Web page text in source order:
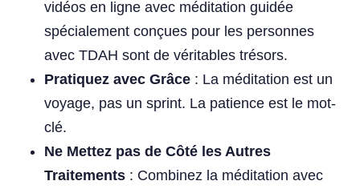
vidéos en ligne avec méditation guidée
spécialement conçues pour les personnes
avec TDAH sont de véritables trésors.
Pratiquez avec Grâce : La méditation est un
voyage, pas un sprint. La patience est le mot-
clé.
Ne Mettez pas de Côté les Autres
Traitements : Combinez la méditation avec